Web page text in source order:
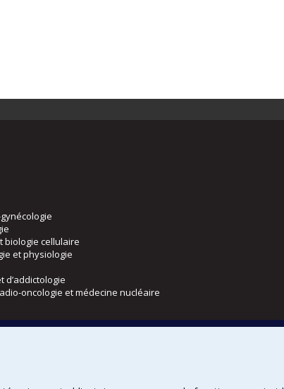
biologie cellulaire
et physiologie
d’addictologie
oncologie et médecine nucléaire